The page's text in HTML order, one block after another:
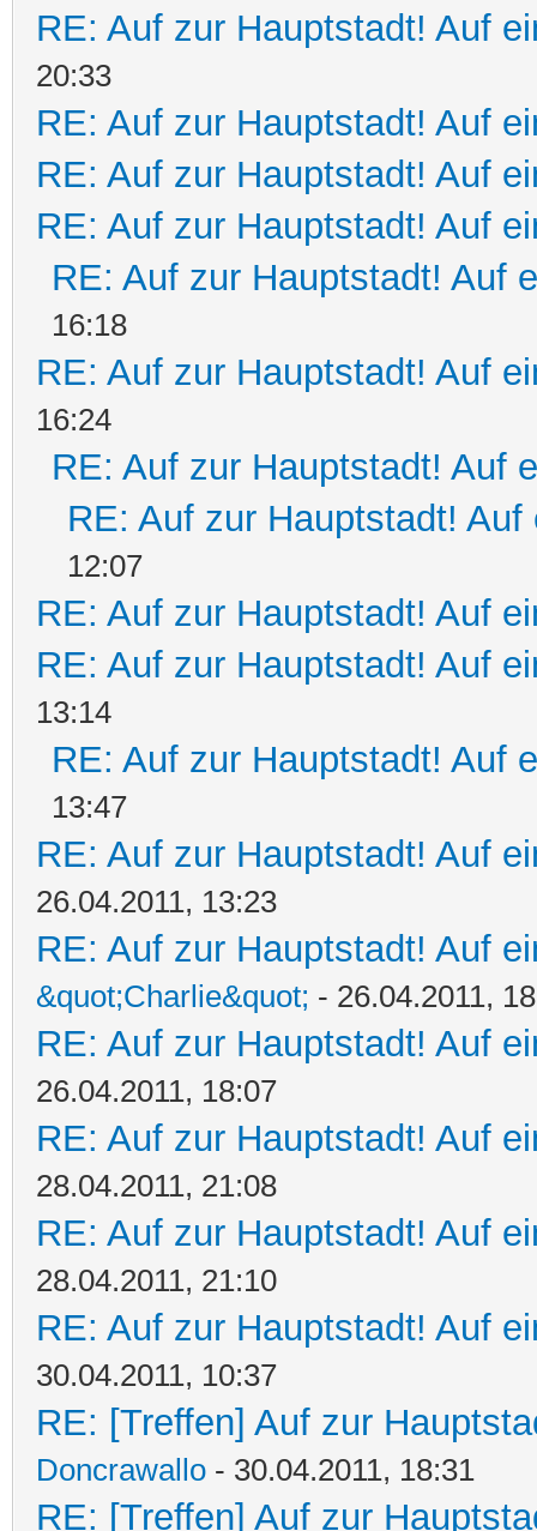
RE: Auf zur Hauptstadt! Auf
20:33
RE: Auf zur Hauptstadt! Auf
RE: Auf zur Hauptstadt! Auf
RE: Auf zur Hauptstadt! Auf
RE: Auf zur Hauptstadt! Auf
16:18
RE: Auf zur Hauptstadt! Auf
16:24
RE: Auf zur Hauptstadt! Auf
RE: Auf zur Hauptstadt! Auf
12:07
RE: Auf zur Hauptstadt! Auf
RE: Auf zur Hauptstadt! Auf
13:14
RE: Auf zur Hauptstadt! Auf
13:47
RE: Auf zur Hauptstadt! Auf
26.04.2011, 13:23
RE: Auf zur Hauptstadt! Auf
&quot;Charlie&quot; - 26.04.2011,
RE: Auf zur Hauptstadt! Auf
26.04.2011, 18:07
RE: Auf zur Hauptstadt! Auf
28.04.2011, 21:08
RE: Auf zur Hauptstadt! Auf
28.04.2011, 21:10
RE: Auf zur Hauptstadt! Auf
30.04.2011, 10:37
RE: [Treffen] Auf zur
Doncrawallo - 30.04.2011, 18:31
RE: [Treffen] Auf zur